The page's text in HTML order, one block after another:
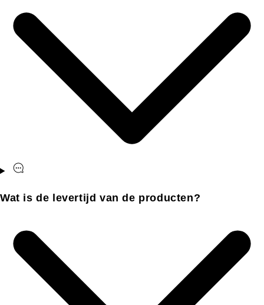
Wat is de levertijd van de producten?